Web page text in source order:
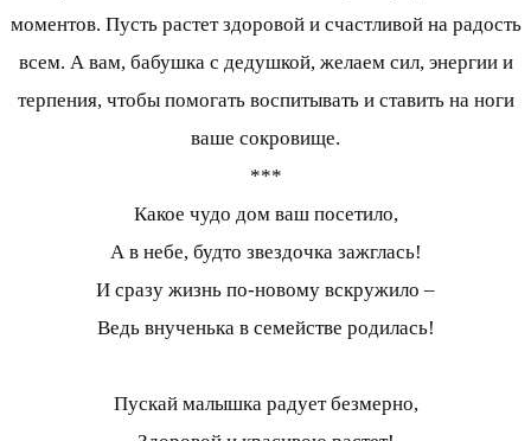
моментов. Пусть растет здоровой и счастливой на радость
всем. А вам, бабушка с дедушкой, желаем сил, энергии и
терпения, чтобы помогать воспитывать и ставить на ноги
ваше сокровище.
***
Какое чудо дом ваш посетило,
А в небе, будто звездочка зажглась!
И сразу жизнь по-новому вскружило –
Ведь внученька в семействе родилась!
Пускай малышка радует безмерно,